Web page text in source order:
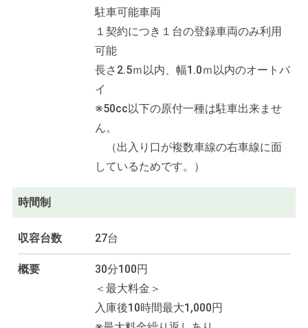
駐車可能車両
１契約につき１台の登録車両のみ利用
可能
長さ2.5ｍ以内、幅1.0ｍ以内のオートバ
イ
※50cc以下の原付一種は駐車出来ませ
ん。
（出入り口が複数車線の右車線に面
しているためです。）
時間制
収容台数 27台
概要
30分100円
＜最大料金＞
入庫後10時間最大1,000円